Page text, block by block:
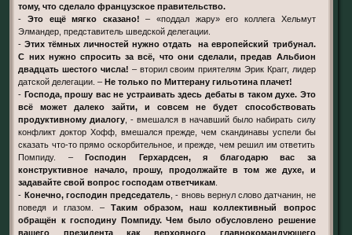
тому, что сделало французское правительство.
- Это ещё мягко сказано! – «поддал жару» его коллега Хельмут
Элмандер, представитель шведской делегации.
-Этих тёмных личностей нужно отдать на европейский трибунал.
С них нужно спросить за всё, что они сделали, предав Альбион
двадцать шестого числа! – вторил своим приятелям Эрик Крагг, лидер
датской делегации. –Не только по Миттерану гильотина плачет!
- Господа, прошу вас не устраивать здесь дебаты в таком духе. Это
всё может далеко зайти, и совсем не будет способствовать
продуктивному диалогу , - вмешался в начавший было набирать силу
конфликт доктор Хофф, вмешался прежде, чем скандинавы успели бы
сказать что-то прямо оскорбительное, и прежде, чем решил им ответить
Помпиду. –Господин Герхардсен, я благодарю вас за
конструктивное начало, прошу, продолжайте в том же духе, и
задавайте свой вопрос господам ответчикам
- Конечно, господин председатель , - вновь вернул слово датчанин, не
поведя и глазом. –Таким образом, наш коллективный вопрос
обращён к господину Помпиду. Чем было обусловлено решение
вашего президента как верховного главнокомандующего